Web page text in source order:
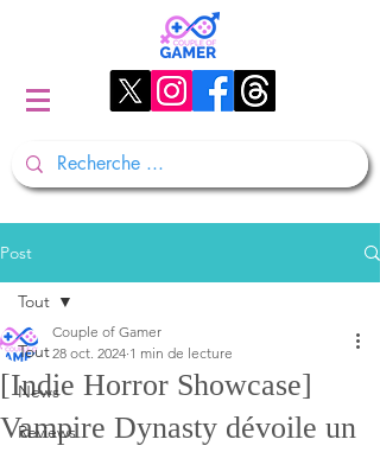
Post
Tout
News
Reviews
Tout
[Indie Horror Showcase]
Vampire Dynasty dévoile un
Couple of Gamer
28 oct. 2024 1 min de lecture